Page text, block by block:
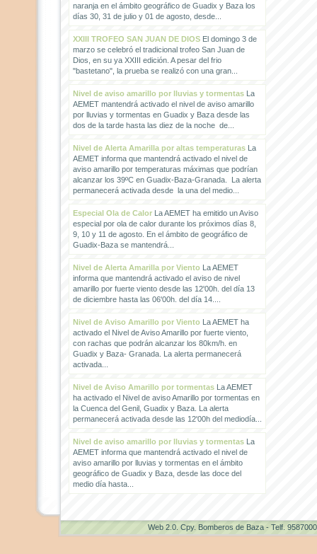
naranja en el ámbito geográfico de Guadix y Baza los
días 30, 31 de julio y 01 de agosto, desde...
XXIII TROFEO SAN JUAN DE DIOSEl domingo 3 de
marzo se celebró el tradicional trofeo San Juan de
Dios, en su ya XXIII edición. A pesar del frio
"bastetano", la prueba se realizó con una gran...
Nivel de aviso amarillo por lluvias y tormentasLa
AEMET mantendrá activado el nivel de aviso amarillo
por lluvias y tormentas en Guadix y Baza desde las
dos de la tarde hasta las diez de la noche de...
Nivel de Alerta Amarilla por altas temperaturasLa
AEMET informa que mantendrá activado el nivel de
aviso amarillo por temperaturas máximas que podrían
alcanzar los 39ºC en Guadix-Baza-Granada. La alerta
permanecerá activada desde la una del medio...
Especial Ola de CalorLa AEMET ha emitido un Aviso
especial por ola de calor durante los próximos días 8,
9, 10 y 11 de agosto. En el ámbito de geográfico de
Guadix-Baza se mantendrá...
Nivel de Alerta Amarilla por VientoLa AEMET
informa que mantendrá activado el aviso de nivel
amarillo por fuerte viento desde las 12'00h. del día 13
de diciembre hasta las 06'00h. del día 14....
Nivel de Aviso Amarillo por VientoLa AEMET ha
activado el Nivel de Aviso Amarillo por fuerte viento,
con rachas que podrán alcanzar los 80km/h. en
Guadix y Baza- Granada. La alerta permanecerá
activada...
Nivel de Aviso Amarillo por tormentasLa AEMET
ha activado el Nivel de aviso Amarillo por tormentas en
la Cuenca del Genil, Guadix y Baza. La alerta
permanecerá activada desde las 12'00h del mediodía...
Nivel de aviso amarillo por lluvias y tormentasLa
AEMET informa que mantendrá activado el nivel de
aviso amarillo por lluvias y tormentas en el ámbito
geográfico de Guadix y Baza, desde las doce del
medio día hasta...
Web 2.0 . Cpy. Bomberos de Baza - Telf.